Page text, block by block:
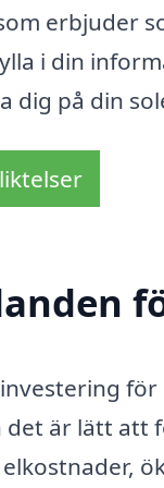
erbjuder
i din
dig på din
är lätt